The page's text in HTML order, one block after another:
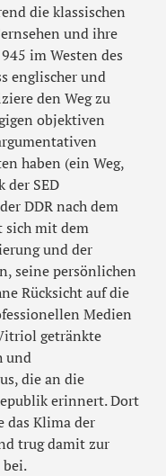
die klassischen
und ihre
im Westen des
englischer und
den Weg zu
objektiven
haben (ein Weg,
der SED
DDR nach dem
sich mit dem
und der
seine persönlichen
Rücksicht auf die
Medien
getränkte
und
die an die
erinnert. Dort
das Klima der
trug damit zur
bei.